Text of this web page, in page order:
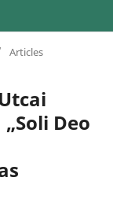
Articles
Deo